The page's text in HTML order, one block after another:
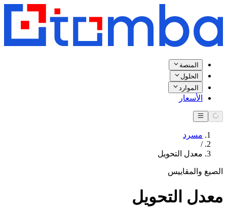
المنصة
الحلول
الموارد
الأسعار
مسرد
/
معدل التحويل
الصيغ والمقاييس
معدل التحويل